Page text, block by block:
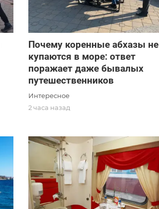
Почему коренные абхазы не
купаются в море: ответ
поражает даже бывалых
путешественников
Интересное
2 часа назад